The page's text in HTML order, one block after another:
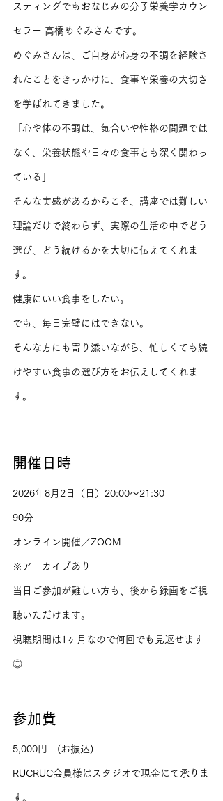
スティングでもおなじみの分子栄養学カウン
セラー 高橋めぐみさんです。
めぐみさんは、ご自身が心身の不調を経験さ
れたことをきっかけに、食事や栄養の大切さ
を学ばれてきました。
「心や体の不調は、気合いや性格の問題では
なく、栄養状態や日々の食事とも深く関わっ
ている」
そんな実感があるからこそ、講座では難しい
理論だけで終わらず、実際の生活の中でどう
選び、どう続けるかを大切に伝えてくれま
す。
健康にいい食事をしたい。
でも、毎日完璧にはできない。
そんな方にも寄り添いながら、忙しくても続
けやすい食事の選び方をお伝えしてくれま
す。
開催日時
2026年8月2日（日）20:00〜21:30
90分
オンライン開催／ZOOM
※アーカイブあり
当日ご参加が難しい方も、後から録画をご視
聴いただけます。
視聴期間は1ヶ月なので何回でも見返せます
◎
参加費
5,000円　(お振込)
RUCRUC会員様はスタジオで現金にて承りま
す。